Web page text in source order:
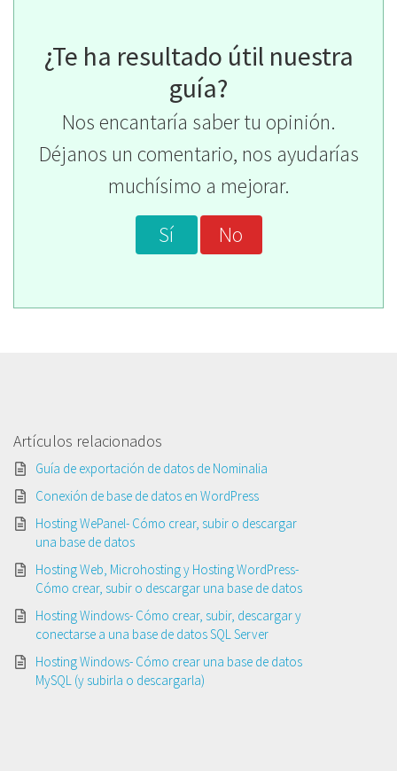
¿Te ha resultado útil nuestra
guía?
Nos encantaría saber tu opinión.
Déjanos un comentario, nos ayudarías
muchísimo a mejorar.
Sí
No
Artículos relacionados
Guía de exportación de datos de Nominalia
Conexión de base de datos en WordPress
Hosting WePanel- Cómo crear, subir o descargar
una base de datos
Hosting Web, Microhosting y Hosting WordPress-
Cómo crear, subir o descargar una base de datos
Hosting Windows- Cómo crear, subir, descargar y
conectarse a una base de datos SQL Server
Hosting Windows- Cómo crear una base de datos
MySQL (y subirla o descargarla)